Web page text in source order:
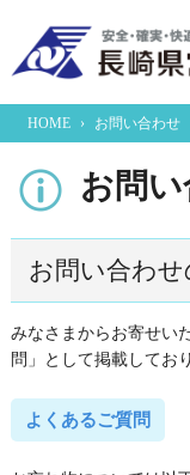
HOME › お問い合わせ
お問
お問い合わせ
みなさまからお寄せい
問」として掲載してお
よくあるご質問